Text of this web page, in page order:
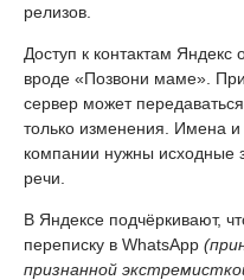
релизов.
Доступ к контактам
вроде «Позвони маме».
сервер может
только изменения. Имена
компании нужны исходные
речи.
В Яндексе подчёркивают,
переписку в WhatsApp
признанной